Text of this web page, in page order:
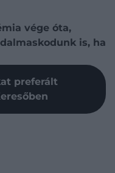
vége óta,
is, ha
preferált